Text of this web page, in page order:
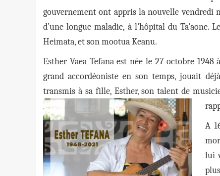
gouvernement ont appris la nouvelle vendredi
d’une longue maladie, à l’hôpital du
Heimata, et son mootua Keanu.
Esther Vaea Tefana est née le 27 octobre
grand accordéoniste en son temps, jouait
transmis à sa fille, Esther, son talent de
A
lui